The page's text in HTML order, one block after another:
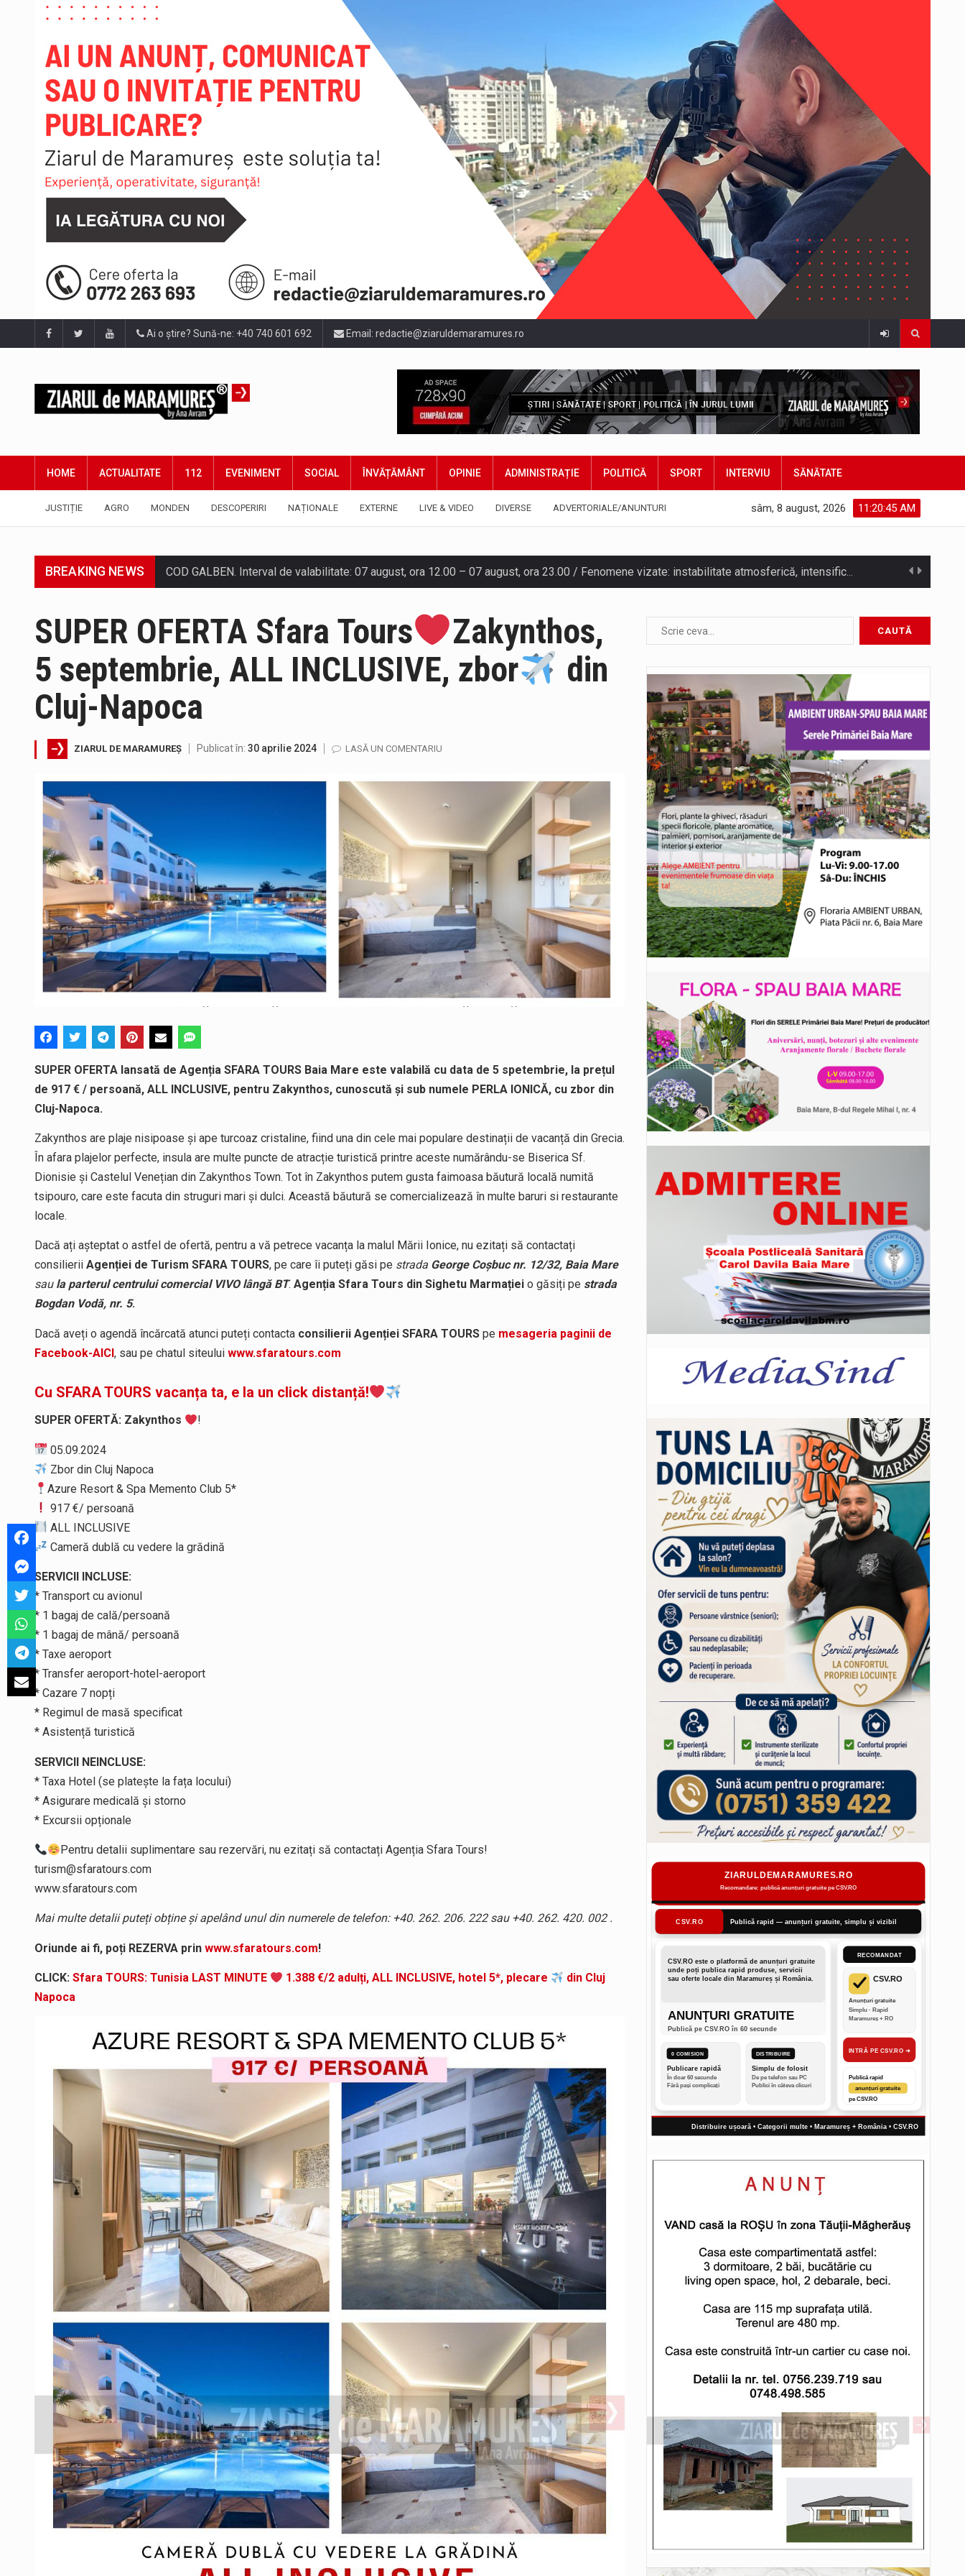
Ai o știre? Sună-ne: +40 740 601 692 Email: redactie@ziaruldemaramures.ro
HOME ACTUALITATE 112 EVENIMENT SOCIAL ÎNVĂȚĂMÂNT OPINIE ADMINISTRAȚIE POLITICĂ SPORT INTERVIU SĂNĂTATE
JUSTIȚIE AGRO MONDEN DESCOPERIRI NAȚIONALE EXTERNE LIVE & VIDEO DIVERSE ADVERTORIALE/ANUNTURI 11:20:48 AM
sâm, 8 august, 2026
BREAKING NEWS Proiectul de lege privind Strategia națională pentru conservarea biodiversității a fost din nou dezbătut ieri și în final adoptat de…
Municipiul Baia Mare, prin Serviciul Public Comunitar Local de Evidență a Persoanelor - Serviciul Evidența Persoanelor, îi informează pe cetățenii…
Tot mai multi băimăreni semnalează prezența cersetorilor de etnie romă pe raza municipiului. Orasul este la propriu impânzit de ei…
Fostul deputat si primar Cătălin Cherecheș a fost invitat la Horia Nasra Show unde a sustinut o dezbatere pe teme…
Liceul Ucrainean „Taras Șevcenko” din Sighetu Marmației, singurul liceu din România cu predare în limba ucraineană, are potențialul de a-și…
Proiectul pentru reconstrucția definitivă a podului peste râul Săsar din Baia Mare avansează într-o nouă etapă concretă. După asigurarea finanțării…
COD GALBEN. Interval de valabilitate: 07 august, ora 12.00 – 07 august, ora 23.00 / Fenomene vizate: instabilitate atmosferică, intensificări…
SUPER OFERTA Sfara Tours
Zakynthos,
5 septembrie, ALL INCLUSIVE, zbor
din
Cluj-Napoca
ZIARUL DE MARAMUREȘ Publicat în: 30 aprilie 2024 LASĂ UN COMENTARIU
SUPER OFERTA lansată de Agenția SFARA TOURS Baia Mare este valabilă cu data de 5 spetembrie, la prețul
de 917 € / persoană, ALL INCLUSIVE, pentru Zakynthos, cunoscută și sub numele PERLA IONICĂ, cu zbor din
Cluj-Napoca.
Zakynthos are plaje nisipoase și ape turcoaz cristaline, fiind una din cele mai populare destinații de vacanță din Grecia.
În afara plajelor perfecte, insula are multe puncte de atracție turistică printre aceste numărându-se Biserica Sf.
Dionisie și Castelul Venețian din Zakynthos Town. Tot în Zakynthos putem gusta faimoasa băutură locală numită
tsipouro, care este facuta din struguri mari și dulci. Această băutură se comercializează în multe baruri si restaurante
locale.
Dacă ați așteptat o astfel de ofertă, pentru a vă petrece vacanța la malul Mării Ionice, nu ezitați să contactați
consilierii Agenției de Turism SFARA TOURS, pe care îi puteți găsi pe strada George Coșbuc nr. 12/32, Baia Mare
sau la parterul centrului comercial VIVO lângă BT. Agenția Sfara Tours din Sighetu Marmației o găsiți pe strada
Bogdan Vodă, nr. 5.
Dacă aveți o agendă încărcată atunci puteți contacta consilierii Agenției SFARA TOURS pe mesageria paginii de
Facebook-AICI, sau pe chatul siteului www.sfaratours.com
Cu SFARA TOURS vacanța ta, e la un click distanță!
SUPER OFERTĂ: Zakynthos !
05.09.2024
Zbor din Cluj Napoca
Azure Resort & Spa Memento Club 5*
917 €/ persoană
ALL INCLUSIVE
Cameră dublă cu vedere la grădină
SERVICII INCLUSE:
* Transport cu avionul
* 1 bagaj de cală/persoană
* 1 bagaj de mână/ persoană
* Taxe aeroport
* Transfer aeroport-hotel-aeroport
* Cazare 7 nopți
* Regimul de masă specificat
* Asistență turistică
SERVICII NEINCLUSE:
* Taxa Hotel (se platește la fața locului)
* Asigurare medicală și storno
* Excursii opționale
Pentru detalii suplimentare sau rezervări, nu ezitați să contactați Agenția Sfara Tours!
turism@sfaratours.com
www.sfaratours.com
Mai multe detalii puteți obține și apelând unul din numerele de telefon: +40. 262. 206. 222 sau +40. 262. 420. 002 .
Oriunde ai fi, poți REZERVA prin www.sfaratours.com!
CLICK: Sfara TOURS: Tunisia LAST MINUTE 1.388 €/2 adulți, ALL INCLUSIVE, hotel 5*, plecare
din Cluj
Napoca